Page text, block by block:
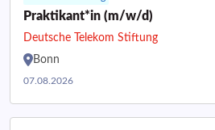
Praktikant*in (m/w/d)
Deutsche Telekom Stiftung
Bonn
07.08.2026